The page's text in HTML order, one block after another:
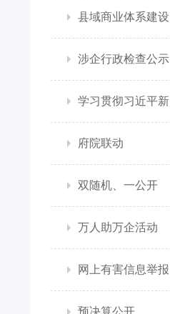
县域商业体系建设
涉企行政检查公示专栏
学习贯彻习近平新时代中国特色社会主义思想
府院联动
双随机、一公开
万人助万企活动
网上有害信息举报
预决算公开